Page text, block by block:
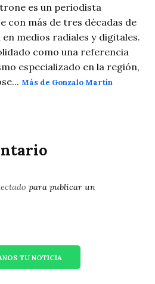
es un periodista
con más de tres décadas de
medios radiales y digitales.
como una referencia
especializado en la región,
Más de Gonzalo Martín
para publicar un
TU NOTICIA